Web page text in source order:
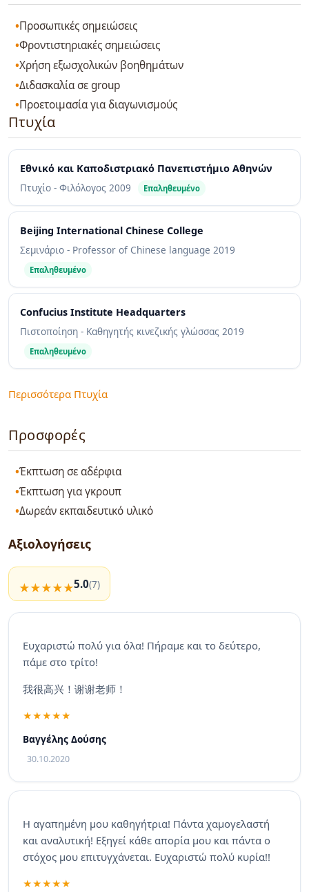
Προσωπικές σημειώσεις
Φροντιστηριακές σημειώσεις
Χρήση εξωσχολικών βοηθημάτων
Διδασκαλία σε group
Προετοιμασία για διαγωνισμούς
Πτυχία
Εθνικό και Καποδιστριακό Πανεπιστήμιο Αθηνών
Πτυχίο - Φιλόλογος 2009 Επαληθευμένο
Beijing International Chinese College
Σεμινάριο - Professor of Chinese language 2019
Επαληθευμένο
Confucius Institute Headquarters
Πιστοποίηση - Καθηγητής κινεζικής γλώσσας 2019
Επαληθευμένο
Περισσότερα Πτυχία
Προσφορές
Έκπτωση σε αδέρφια
Έκπτωση για γκρουπ
Δωρεάν εκπαιδευτικό υλικό
Αξιολογήσεις
5.0(7)
Ευχαριστώ πολύ για όλα! Πήραμε και το δεύτερο,
πάμε στο τρίτο!
我很高兴！谢谢老师！
Βαγγέλης Δούσης
30.10.2020
Η αγαπημένη μου καθηγήτρια! Πάντα χαμογελαστή
και αναλυτική! Εξηγεί κάθε απορία μου και πάντα ο
στόχος μου επιτυγχάνεται. Ευχαριστώ πολύ κυρία!!